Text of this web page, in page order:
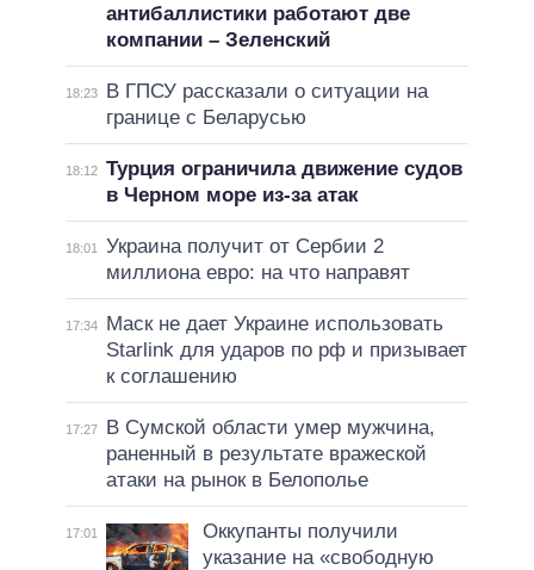
антибаллистики работают две
компании – Зеленский
18:23
В ГПСУ рассказали о ситуации на
границе с Беларусью
18:12 Турция ограничила движение судов
в Черном море из-за атак
18:01
Украина получит от Сербии 2
миллиона евро: на что направят
17:34
Маск не дает Украине использовать
Starlink для ударов по рф и призывает
к соглашению
17:27
В Сумской области умер мужчина,
раненный в результате вражеской
атаки на рынок в Белополье
17:01
Оккупанты получили
указание на «свободную